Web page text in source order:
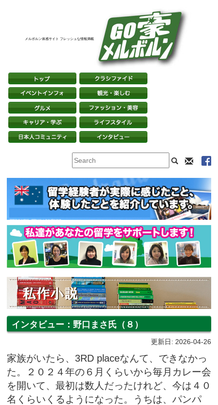
メルボルン体感サイト フレッシュな情報満載
インタビュー：野口まさ氏（８）
更新日: 2026-04-26
家族がいたら、3RD placeなんて、できなかっ
た。２０２４年の６月くらいから毎月カレー会
を開いて、最初は数人だったけれど、今は４０
名くらいくるようになった。うちは、パンパ